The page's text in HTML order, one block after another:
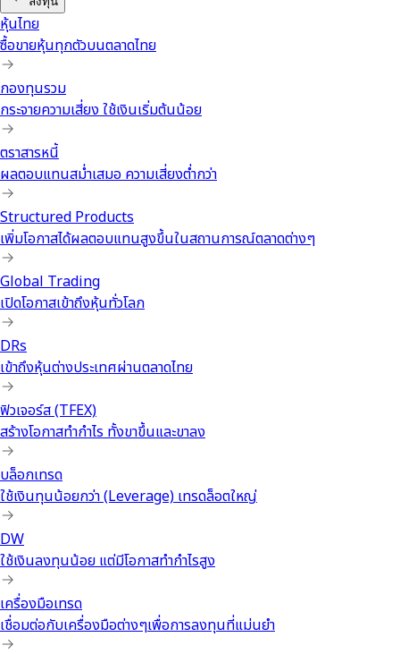
หุ้นไทย
ซื้อขายหุ้นทุกตัวบนตลาดไทย
กองทุนรวม
กระจายความเสี่ยง ใช้เงินเริ่มต้นน้อย
ตราสารหนี้
ผลตอบแทนสม่ำเสมอ ความเสี่ยงต่ำกว่า
Structured Products
เพิ่มโอกาสได้ผลตอบแทนสูงขึ้นในสถานการณ์ตลาดต่างๆ
Global Trading
เปิดโอกาสเข้าถึงหุ้นทั่วโลก
DRs
เข้าถึงหุ้นต่างประเทศผ่านตลาดไทย
ฟิวเจอร์ส (TFEX)
สร้างโอกาสทำกำไร ทั้งขาขึ้นและขาลง
บล็อกเทรด
ใช้เงินทุนน้อยกว่า (Leverage) เทรดล็อตใหญ่
DW
ใช้เงินลงทุนน้อย แต่มีโอกาสทำกำไรสูง
เครื่องมือเทรด
เชื่อมต่อกับเครื่องมือต่างๆเพื่อการลงทุนที่แม่นยำ